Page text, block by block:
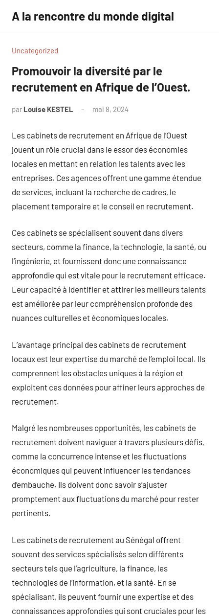
contenu
A la rencontre du monde digital
Uncategorized
Promouvoir la diversité par le
recrutement en Afrique de l’Ouest.
par Louise KESTEL mai 8, 2024
Les cabinets de recrutement en Afrique de l’Ouest
jouent un rôle crucial dans le essor des économies
locales en mettant en relation les talents avec les
entreprises. Ces agences offrent une gamme étendue
de services, incluant la recherche de cadres, le
placement temporaire et le conseil en recrutement.
Ces cabinets se spécialisent souvent dans divers
secteurs, comme la finance, la technologie, la santé, ou
l’ingénierie, et fournissent donc une connaissance
approfondie qui est vitale pour le recrutement efficace.
Leur capacité à identifier et attirer les meilleurs talents
est améliorée par leur compréhension profonde des
nuances culturelles et économiques locales.
L’avantage principal des cabinets de recrutement
locaux est leur expertise du marché de l’emploi local. Ils
comprennent les obstacles uniques à la région et
exploitent ces données pour affiner leurs approches de
recrutement.
Malgré les nombreuses opportunités, les cabinets de
recrutement doivent naviguer à travers plusieurs défis,
comme la concurrence intense et les fluctuations
économiques qui peuvent influencer les tendances
d’embauche. Ils doivent donc savoir s’ajuster
promptement aux fluctuations du marché pour rester
pertinents.
Les cabinets de recrutement au Sénégal offrent
souvent des services spécialisés selon différents
secteurs tels que l’agriculture, la finance, les
technologies de l’information, et la santé. En se
spécialisant, ils peuvent fournir une expertise et des
connaissances approfondies qui sont cruciales pour les